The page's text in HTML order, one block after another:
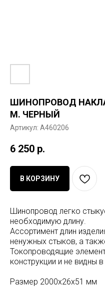
ШИНОПРОВОД
М. ЧЕРНЫЙ
Артикул: A460206
6 250 р.
В КОРЗИНУ
Шинопровод легко
необходимую длину.
Ассортимент длин
ненужных стыков, а
Токопроводящие
конструкции и не видны
Размер 2000x26x51 мм